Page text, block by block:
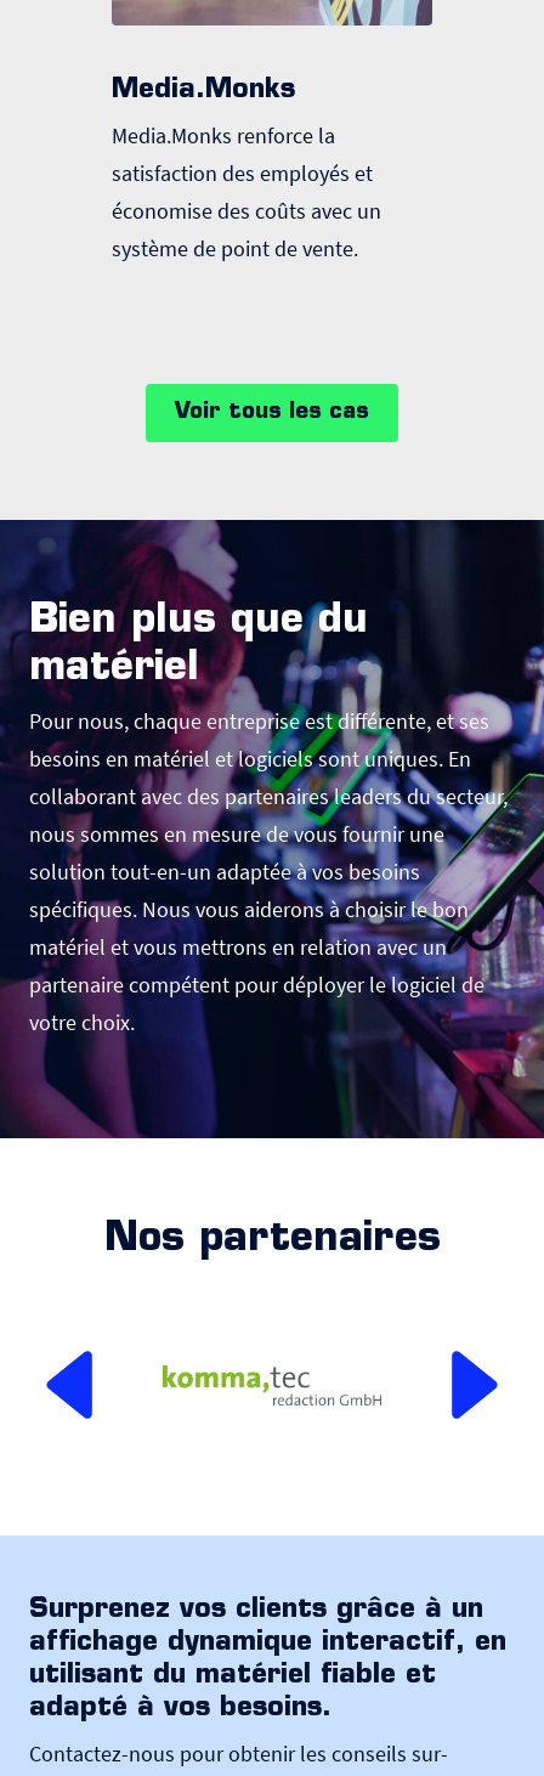
Media.Monks
Media.Monks renforce la
satisfaction des employés et
économise des coûts avec un
système de point de vente.
Voir tous les cas
Bien plus que du
matériel
Pour nous, chaque entreprise est différente, et ses
besoins en matériel et logiciels sont uniques. En
collaborant avec des partenaires leaders du secteur,
nous sommes en mesure de vous fournir une
solution tout-en-un adaptée à vos besoins
spécifiques. Nous vous aiderons à choisir le bon
matériel et vous mettrons en relation avec un
partenaire compétent pour déployer le logiciel de
votre choix.
Nos partenaires
Surprenez vos clients grâce à un
affichage dynamique interactif, en
utilisant du matériel fiable et
adapté à vos besoins.
Contactez-nous pour obtenir les conseils sur-